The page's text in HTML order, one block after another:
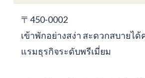
〒450-0002
เข้าพักอย่างสง่า สะดวกสบายไ
แรมธุรกิจระดับพรีเมี่ยม